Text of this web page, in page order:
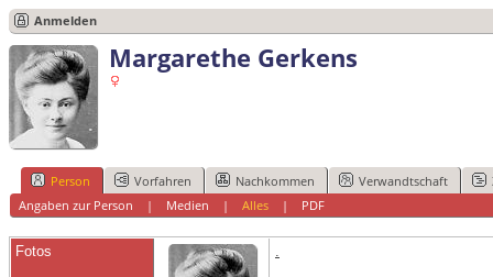
Anmelden
Margarethe Gerkens
Person Vorfahren Nachkommen Verwandtschaft
Angaben zur Person | Medien | Alles| PDF
Fotos .